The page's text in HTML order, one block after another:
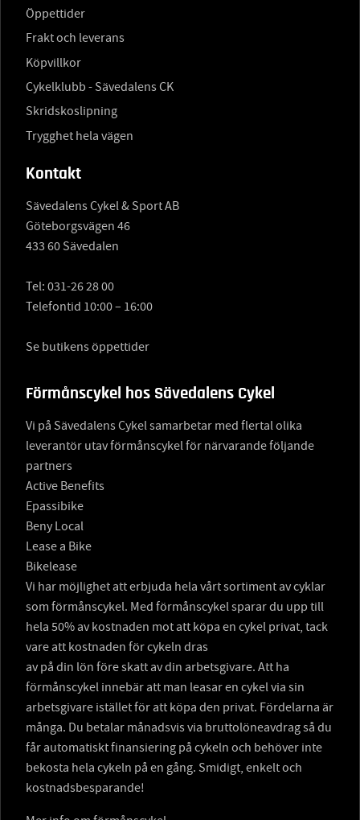
Öppettider
Frakt och leverans
Köpvillkor
Cykelklubb - Sävedalens CK
Skridskoslipning
Trygghet hela vägen
Kontakt
Sävedalens Cykel & Sport AB
Göteborgsvägen 46
433 60 Sävedalen
Tel: 031-26 28 00
Telefontid 10:00 – 16:00
Se butikens öppettider
Förmånscykel hos Sävedalens Cykel
Vi på Sävedalens Cykel samarbetar med flertal olika
leverantör utav förmånscykel för närvarande följande
partners
Active Benefits
Epassibike
Beny Local
Lease a Bike
Bikelease
Vi har möjlighet att erbjuda hela vårt sortiment av cyklar
som förmånscykel. Med förmånscykel sparar du upp till
hela 50% av kostnaden mot att köpa en cykel privat, tack
vare att kostnaden för cykeln dras
av på din lön före skatt av din arbetsgivare. Att ha
förmånscykel innebär att man leasar en cykel via sin
arbetsgivare istället för att köpa den privat. Fördelarna är
många. Du betalar månadsvis via bruttolöneavdrag så du
får automatiskt finansiering på cykeln och behöver inte
bekosta hela cykeln på en gång. Smidigt, enkelt och
kostnadsbesparande!